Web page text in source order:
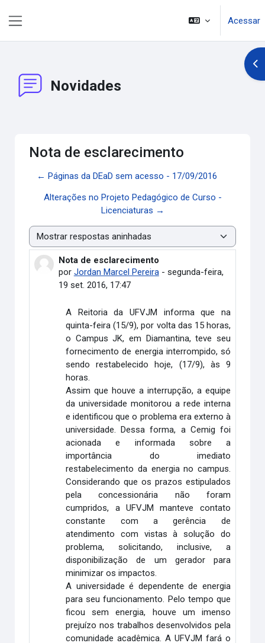
Acessar
Novidades
Nota de esclarecimento
← Páginas da DEaD sem acesso - 17/09/2016
Alterações no Projeto Pedagógico de Curso -
Licenciaturas →
Modo de visualização
Nota de esclarecimento
por Jordan Marcel Pereira- segunda-feira,
19 set. 2016, 17:47
Número de respostas: 0
A Reitoria da UFVJM informa que na
quinta-feira (15/9), por volta das 15 horas,
o Campus JK, em Diamantina, teve seu
fornecimento de energia interrompido, só
sendo restabelecido hoje, (17/9), às 9
horas.
Assim que houve a interrupção, a equipe
da universidade monitorou a rede interna
e identificou que o problema era externo à
universidade. Dessa forma, a Cemig foi
acionada e informada sobre a
importância do imediato
restabelecimento da energia no campus.
Considerando que os prazos estipulados
pela concessionária não foram
cumpridos, a UFVJM manteve contato
constante com a gerência de
atendimento com vistas à solução do
problema, solicitando, inclusive, a
disponibilização de um gerador para
minimizar os impactos.
A universidade é dependente de energia
para seu funcionamento. Pelo tempo que
ficou sem energia, houve um imenso
prejuízo nos trabalhos desenvolvidos pela
comunidade acadêmica. A UFVJM fará o